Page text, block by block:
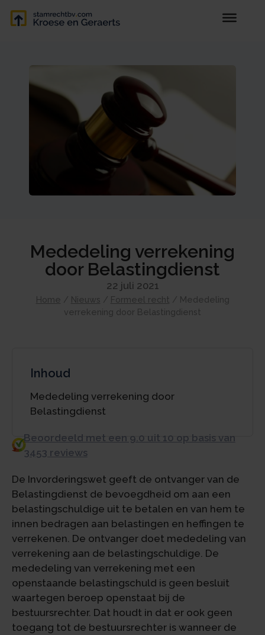
Mededeling verrekening
door Belastingdienst
22 juli 2021
Home / Nieuws / Formeel recht / Mededeling
verrekening door Belastingdienst
Inhoud
Mededeling verrekening door
Belastingdienst
Beoordeeld met een 9.0 uit 10 op basis van
3453 reviews
De Invorderingswet geeft de ontvanger van de
Belastingdienst de bevoegdheid om aan een
belastingschuldige uit te betalen en van hem te
innen bedragen aan belastingen en heffingen te
verrekenen. De ontvanger doet mededeling van
verrekening aan de belastingschuldige. De
mededeling van verrekening met een
openstaande belastingschuld is geen besluit
waartegen beroep openstaat bij de
bestuursrechter. Dat houdt in dat er ook geen
toegang tot de bestuursrechter is wanneer de